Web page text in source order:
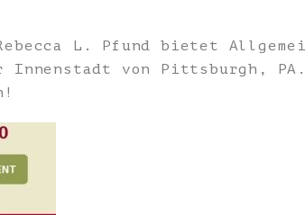
L. Pfund bietet
Innenstadt von Pittsburgh, PA.